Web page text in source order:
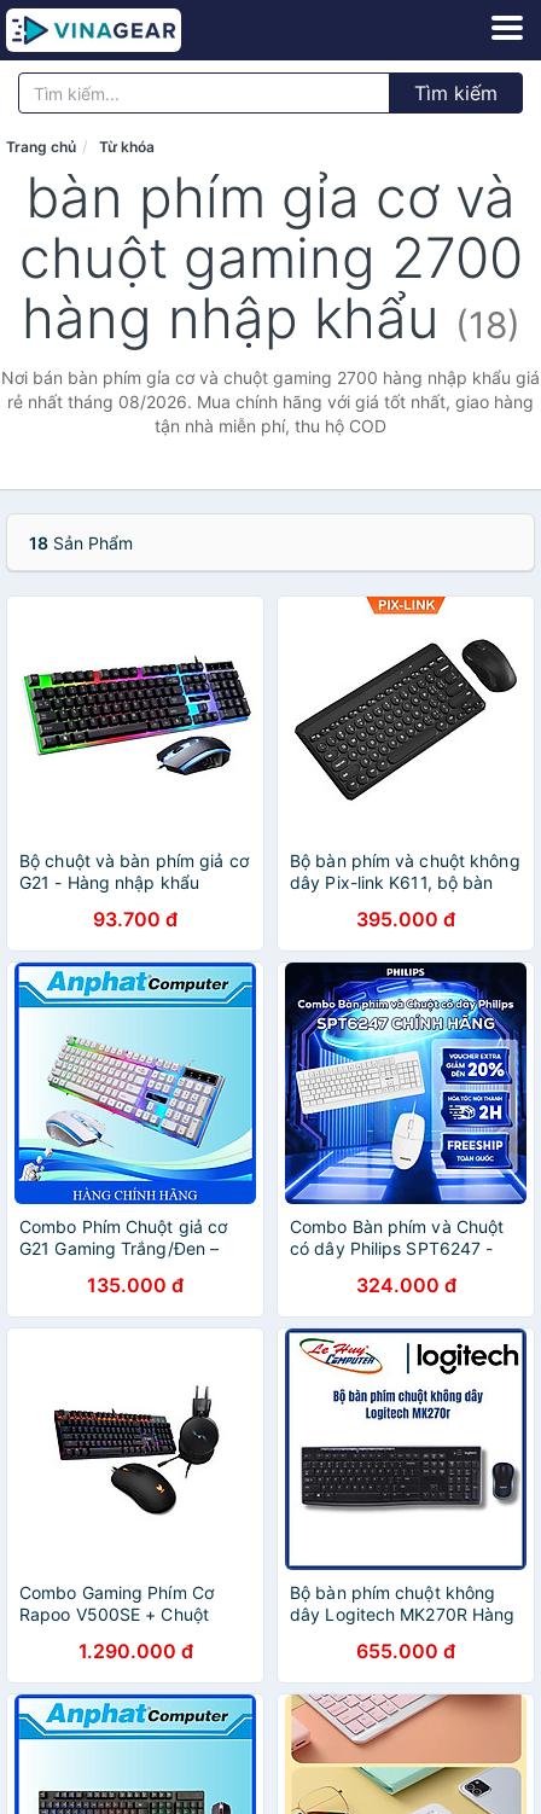
Tìm kiếm
Trang chủ Từ khóa
bàn phím gỉa cơ và
chuột gaming 2700
hàng nhập khẩu (18)
Nơi bán bàn phím gỉa cơ và chuột gaming 2700 hàng nhập khẩu giá
rẻ nhất tháng 08/2026. Mua chính hãng với giá tốt nhất, giao hàng
tận nhà miễn phí, thu hộ COD
18 Sản Phẩm
Bộ chuột và bàn phím giả cơ
G21 - Hàng nhập khẩu
93.700 đ
Bộ bàn phím và chuột không
dây Pix-link K611, bộ bàn
màu để lựa chọn - Hàng
chính hãng/ Hàng nhập khẩu
395.000 đ
Combo Phím Chuột giả cơ
G21 Gaming Trắng/Đen –
135.000 đ
Combo Bàn phím và Chuột
có dây Philips SPT6247 -
324.000 đ
Combo Gaming Phím Cơ
Rapoo V500SE + Chuột
Rapoo VH310 - Hàng Chính
Hãng
1.290.000 đ
Bộ bàn phím chuột không
dây Logitech MK270R Hàng
655.000 đ